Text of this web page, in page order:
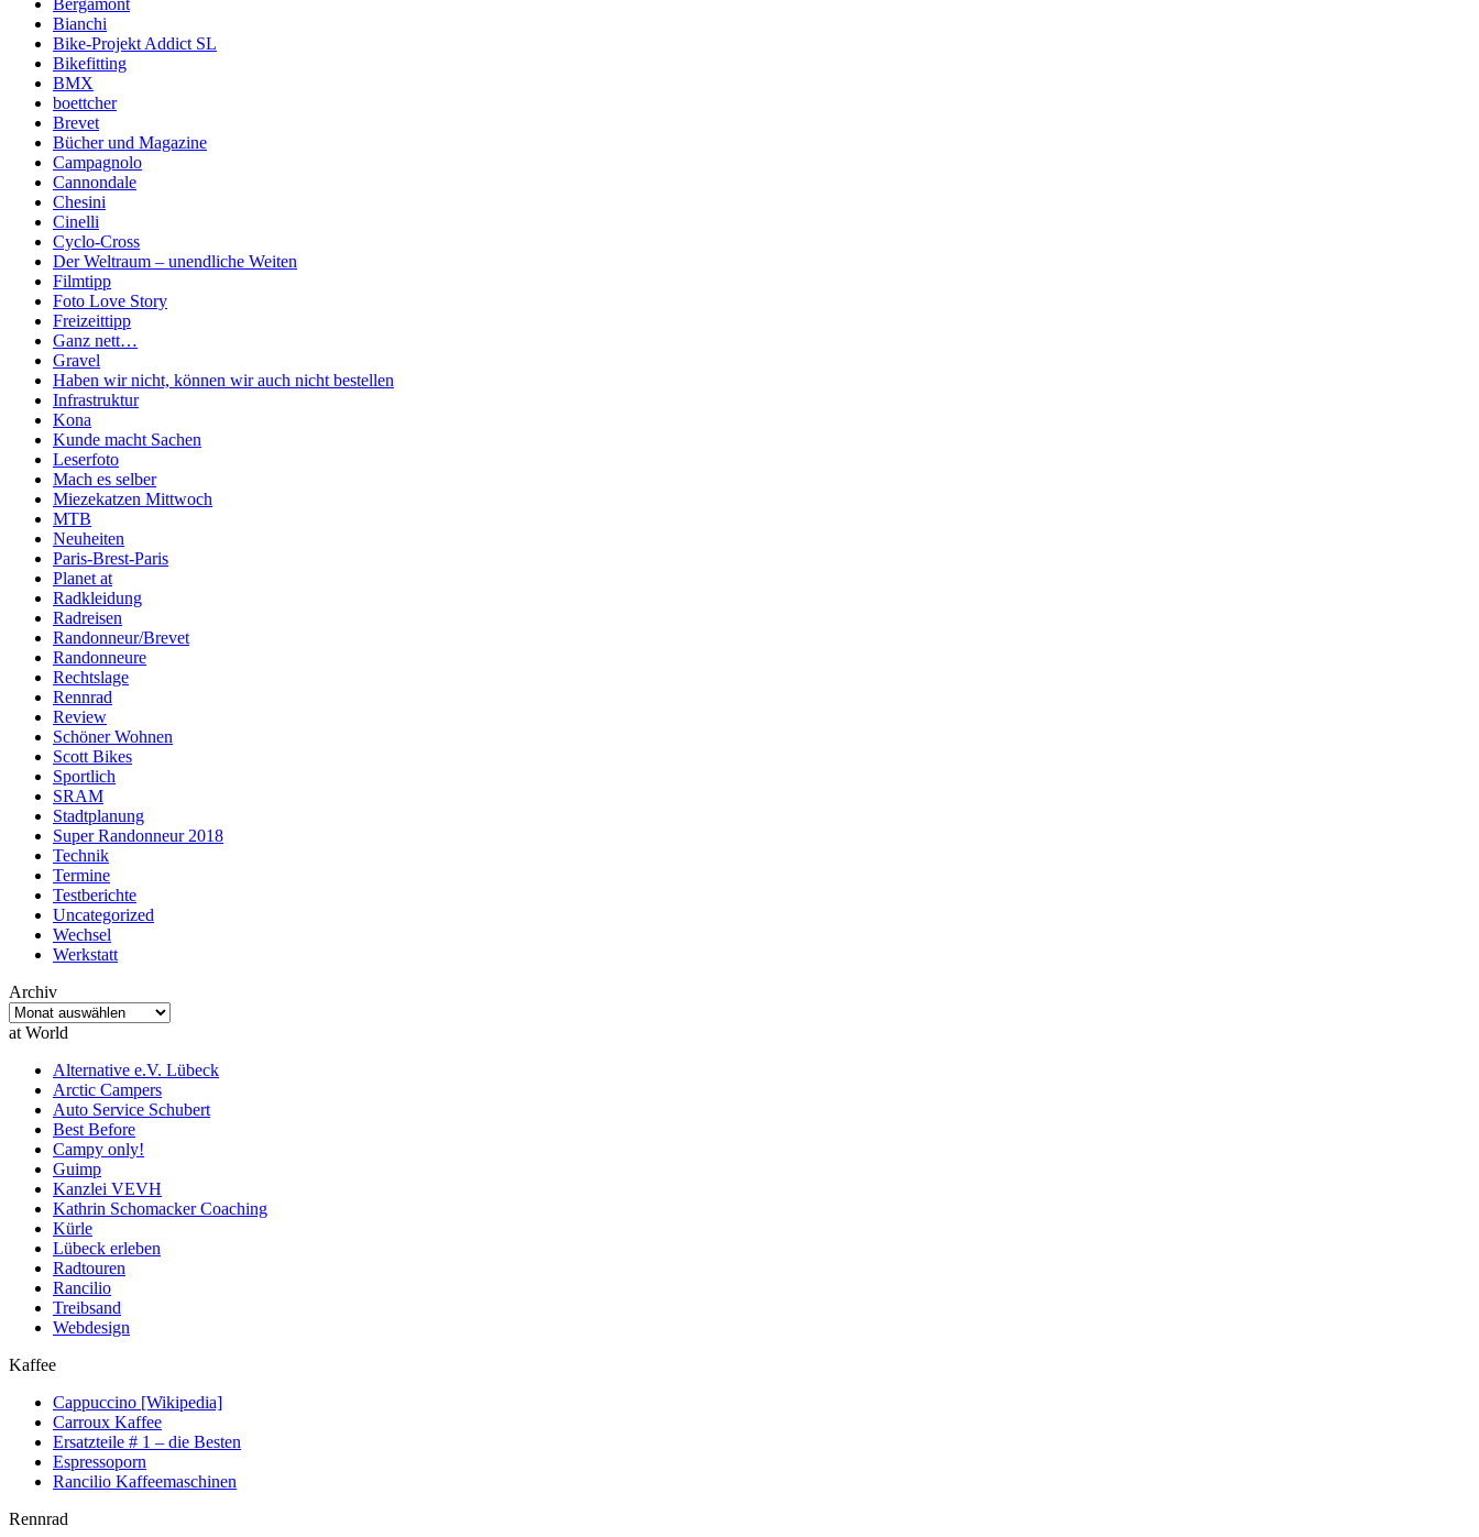
Bianchi
Bike-Projekt Addict SL
Bikefitting
BMX
boettcher
Brevet
Bücher und Magazine
Campagnolo
Cannondale
Chesini
Cinelli
Cyclo-Cross
Der Weltraum – unendliche Weiten
Filmtipp
Foto Love Story
Freizeittipp
Ganz nett…
Gravel
Haben wir nicht, können wir auch nicht bestellen
Infrastruktur
Kona
Kunde macht Sachen
Leserfoto
Mach es selber
Miezekatzen Mittwoch
MTB
Neuheiten
Paris-Brest-Paris
Planet at
Radkleidung
Radreisen
Randonneur/Brevet
Randonneure
Rechtslage
Rennrad
Review
Schöner Wohnen
Scott Bikes
Sportlich
SRAM
Stadtplanung
Super Randonneur 2018
Technik
Termine
Testberichte
Uncategorized
Wechsel
Werkstatt
Archiv
Archiv
at World
Alternative e.V. Lübeck
Arctic Campers
Auto Service Schubert
Best Before
Campy only!
Guimp
Kanzlei VEVH
Kathrin Schomacker Coaching
Kürle
Lübeck erleben
Radtouren
Rancilio
Treibsand
Webdesign
Kaffee
Cappuccino [Wikipedia]
Carroux Kaffee
Ersatzteile # 1 – die Besten
Espressoporn
Rancilio Kaffeemaschinen
Rennrad